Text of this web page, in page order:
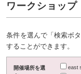
ワークショップ
条件を選んで「検索ボ
することができます。
開催場所を選
east